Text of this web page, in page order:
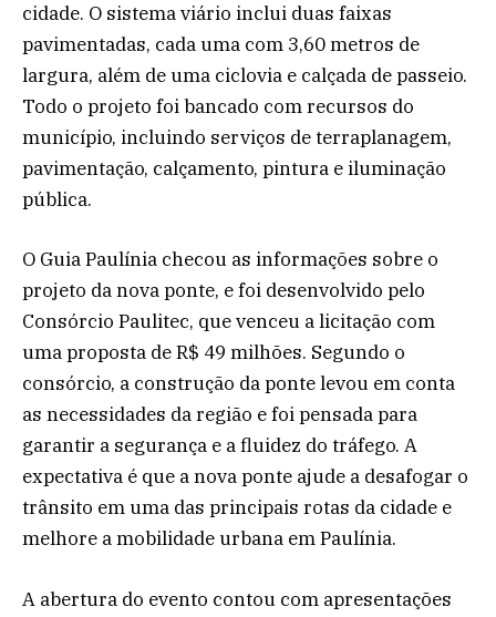
cidade. O sistema viário inclui duas faixas
pavimentadas, cada uma com 3,60 metros de
largura, além de uma ciclovia e calçada de passeio.
Todo o projeto foi bancado com recursos do
município, incluindo serviços de terraplanagem,
pavimentação, calçamento, pintura e iluminação
pública.
O Guia Paulínia checou as informações sobre o
projeto da nova ponte, e foi desenvolvido pelo
Consórcio Paulitec, que venceu a licitação com
uma proposta de R$ 49 milhões. Segundo o
consórcio, a construção da ponte levou em conta
as necessidades da região e foi pensada para
garantir a segurança e a fluidez do tráfego. A
expectativa é que a nova ponte ajude a desafogar o
trânsito em uma das principais rotas da cidade e
melhore a mobilidade urbana em Paulínia.
A abertura do evento contou com apresentações